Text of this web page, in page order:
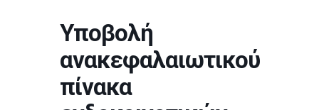
Υποβολή
ανακεφαλαιωτικού
πίνακα